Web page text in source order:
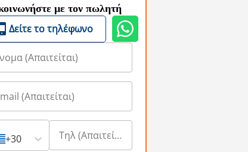
με τον πωλητή
Δείτε το τηλέφωνο
+30